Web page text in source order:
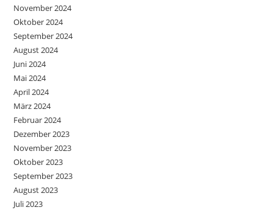
November 2024
Oktober 2024
September 2024
August 2024
Juni 2024
Mai 2024
April 2024
März 2024
Februar 2024
Dezember 2023
November 2023
Oktober 2023
September 2023
August 2023
Juli 2023